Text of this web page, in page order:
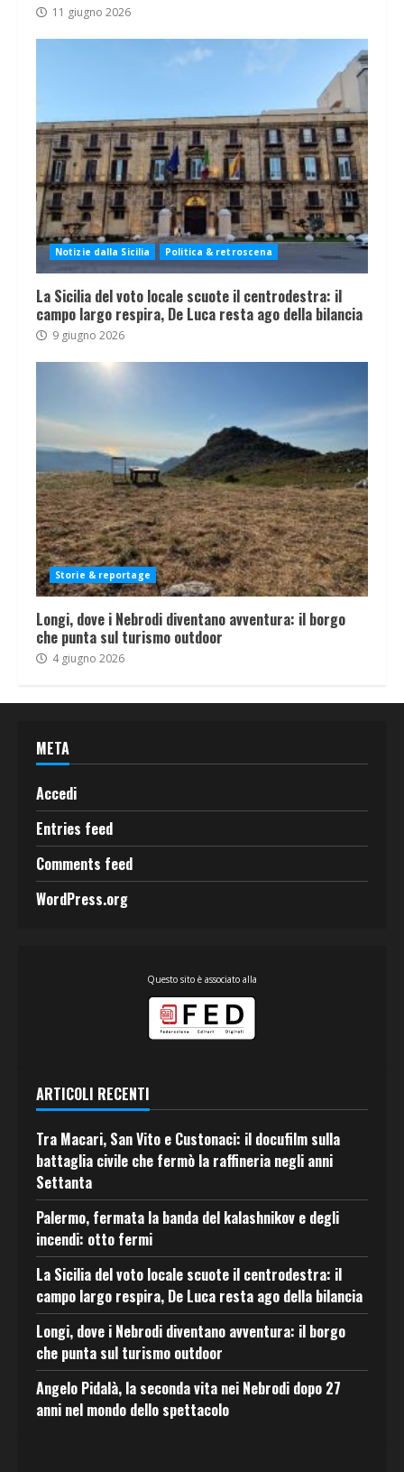
11 giugno 2026
Notizie dalla Sicilia Politica & retroscena
La Sicilia del voto locale scuote il centrodestra: il
campo largo respira, De Luca resta ago della bilancia
9 giugno 2026
Storie & reportage
Longi, dove i Nebrodi diventano avventura: il borgo
che punta sul turismo outdoor
4 giugno 2026
META
Accedi
Entries feed
Comments feed
WordPress.org
Questo sito è associato alla
ARTICOLI RECENTI
Tra Macari, San Vito e Custonaci: il docufilm sulla
battaglia civile che fermò la raffineria negli anni
Settanta
Palermo, fermata la banda del kalashnikov e degli
incendi: otto fermi
La Sicilia del voto locale scuote il centrodestra: il
campo largo respira, De Luca resta ago della bilancia
Longi, dove i Nebrodi diventano avventura: il borgo
che punta sul turismo outdoor
Angelo Pidalà, la seconda vita nei Nebrodi dopo 27
anni nel mondo dello spettacolo